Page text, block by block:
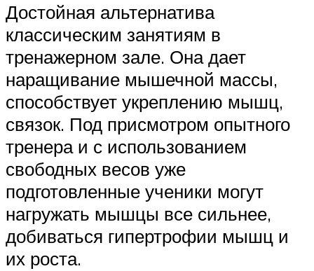
Достойная альтернатива
классическим занятиям в
тренажерном зале. Она дает
наращивание мышечной массы,
способствует укреплению мышц,
связок. Под присмотром опытного
тренера и с использованием
свободных весов уже
подготовленные ученики могут
нагружать мышцы все сильнее,
добиваться гипертрофии мышц и
их роста.